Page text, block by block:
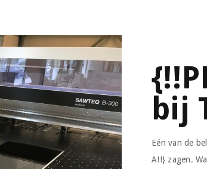
bij
Eén van de
A!!} zagen.